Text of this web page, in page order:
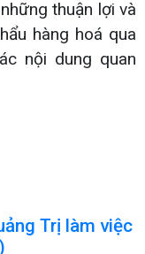
thuận lợi và
hàng hoá qua
nội dung quan
Trị làm việc